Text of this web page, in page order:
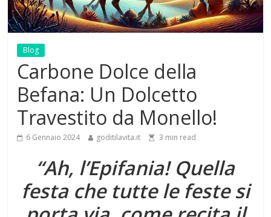
Blog
Carbone Dolce della
Befana: Un Dolcetto
Travestito da Monello!
6 Gennaio 2024 goditilavita.it 3 min read
“Ah, l’Epifania! Quella
festa che tutte le feste si